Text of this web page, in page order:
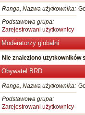
Ranga, Nazwa użytkownika
Podstawowa grupa
Zarejestrowani użytkownicy
Moderatorzy globalni
Nie znaleziono użytkowników
Obywatel BRD
Ranga, Nazwa użytkownika
Podstawowa grupa
Zarejestrowani użytkownicy